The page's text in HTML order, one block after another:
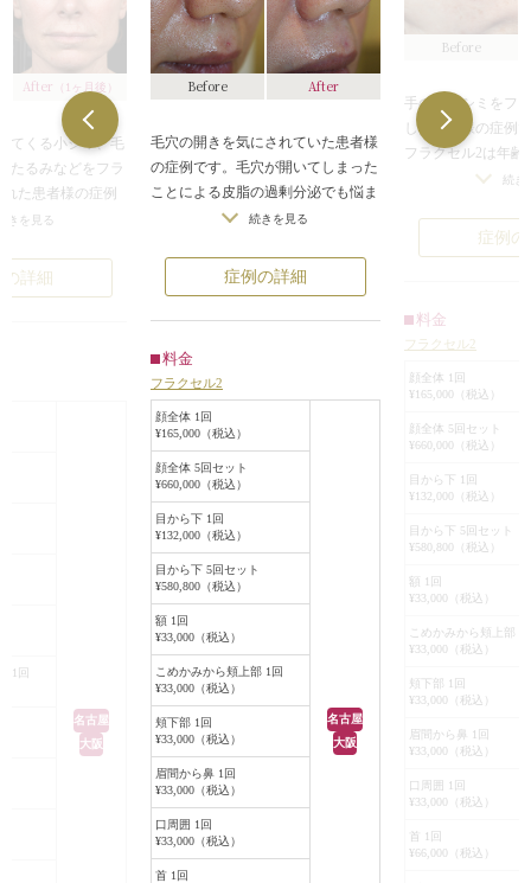
After （1ヶ月後）
てくる小ジワ、毛
たるみなどをフラ
た患者様の症例
位の穴を開ける治
部分から古い皮膚
きを見る
詳細
名古屋
大阪
1回
Before After
毛穴の開きを気にされていた患者様
の症例です。毛穴が開いてしまった
ことによる皮脂の過剰分泌でも悩ま
れていました。フラクセル2を照射
いただきました。
フラクセル2は年齢とともに増えて
くる小ジワ、毛穴の開き、シミ、た
膚表面に顕微鏡でしか見えない大き
さのレーザーを照射し、ミクロ単位
の穴を開けます。すると照射した部
分の古い組織が排出され、皮膚の再
生が促されていくという仕組みで
す。照射後は毛穴の開きが小さくな
り、皮膚のキメも整いました。
続きを見る
症例の詳細
料金
フラクセル2
顔全体 1回
¥165,000（税込）
名古屋
大阪
顔全体 5回セット
¥660,000（税込）
目から下 1回
¥132,000（税込）
目から下 5回セット
¥580,800（税込）
額 1回
¥33,000（税込）
こめかみから頬上部 1回
¥33,000（税込）
頬下部 1回
¥33,000（税込）
眉間から鼻 1回
¥33,000（税込）
口周囲 1回
¥33,000（税込）
首 1回
Before
手の甲のシミをフ
した患者様の症例
フラクセル2は年
くる小ジワ、毛穴
膚表面に顕微鏡で
さのレーザーを照
生が促されていく
す。角質層を傷つ
の再生を促すこと
この患者様の場合
ミがほとんど見え
キメも整ったのが
ると思います。
続き
症例
料金
フラクセル2
顔全体 1回
¥165,000（税込）
顔全体 5回セット
¥660,000（税込）
目から下 1回
¥132,000（税込）
目から下 5回セット
¥580,800（税込）
額 1回
¥33,000（税込）
こめかみから頬上部 1
¥33,000（税込）
頬下部 1回
¥33,000（税込）
眉間から鼻 1回
¥33,000（税込）
口周囲 1回
¥33,000（税込）
首 1回
¥66,000（税込）